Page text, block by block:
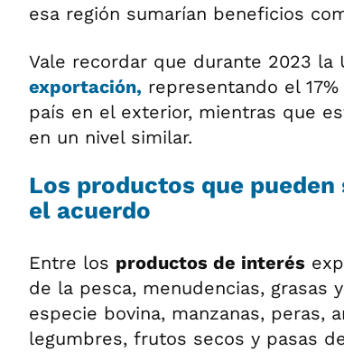
esa región sumarían beneficios
Vale recordar que durante 2023 la
exportación, representando el
país en el exterior, mientras que
en un nivel similar.
Los productos que
el acuerdo
Entre los productos de interés
de la pesca, menudencias, grasas
especie bovina, manzanas, peras,
legumbres, frutos secos y pasas